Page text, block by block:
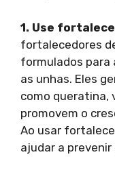
1. Use
fortalecedores
formulados
as unhas. Eles
como queratina,
promovem o
Ao usar
ajudar a prevenir